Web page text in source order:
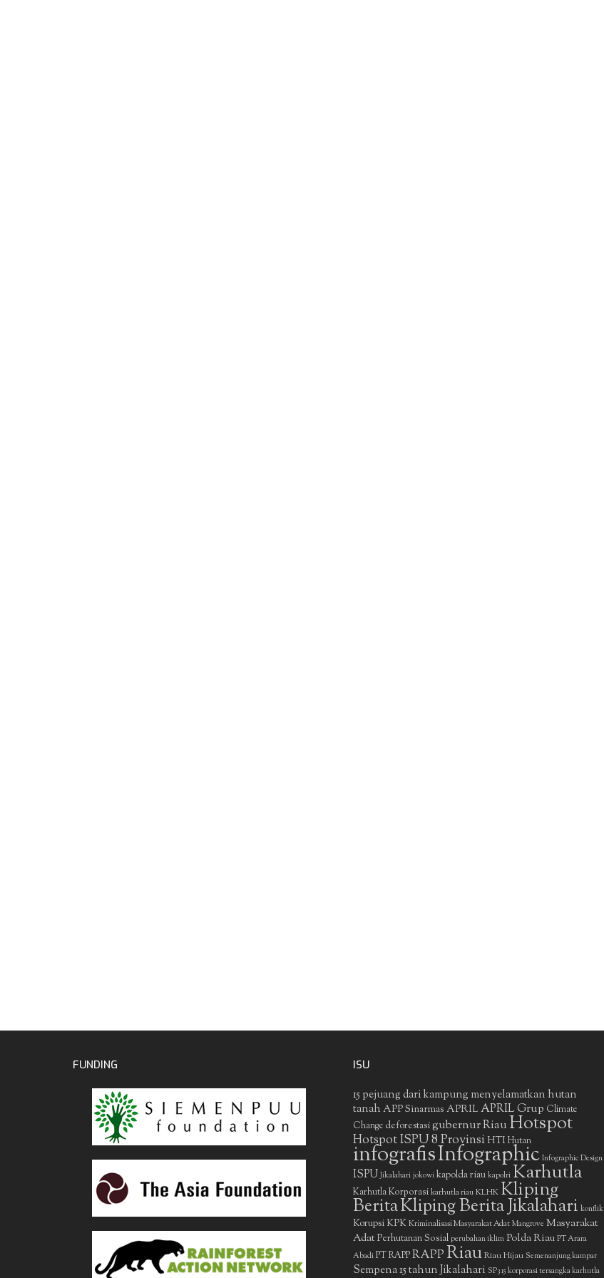
FUNDING ISU
15 pejuang dari kampung menyelamatkan hutan
tanah APP Sinarmas APRIL APRIL Grup Climate
Change deforestasigubernur RiauHotspot
Hotspot ISPU 8 ProvinsiHTIHutan
infografisInfographic Infographic Design
ISPU Jikalahari jokowi kapolda riau kapolri Karhutla
Karhutla Korporasi karhutla riau KLHKKliping
BeritaKliping Berita Jikalahari konflik
Korupsi KPK Kriminalisasi Masyarakat Adat Mangrove Masyarakat
AdatPerhutanan Sosial perubahan iklim Polda Riau PT Arara
Abadi PT RAPPRAPPRiauRiau Hijau Semenanjung kampar
Sempena 15 tahun Jikalahari SP3 15 korporasi tersangka karhutla